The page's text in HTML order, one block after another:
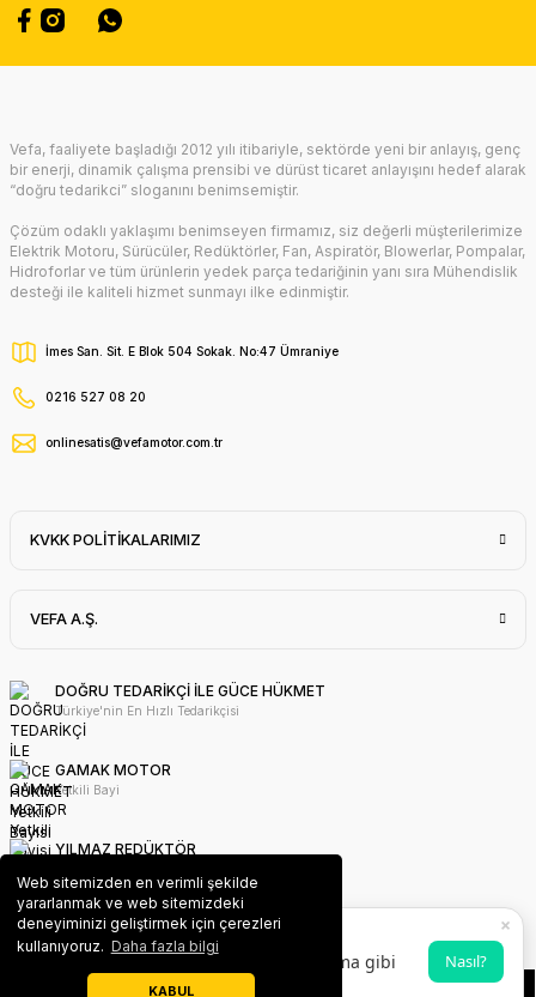
Web sitemizden en verimli şekilde
yararlanmak ve web sitemizdeki
deneyiminizi geliştirmek için çerezleri
kullanıyoruz. Daha fazla bilgi
KABUL
Gönder
Vefa, faaliyete başladığı 2012 yılı itibariyle, sektörde yeni bir anlayış, genç
bir enerji, dinamik çalışma prensibi ve dürüst ticaret anlayışını hedef alarak
“doğru tedarikci” sloganını benimsemiştir.
Çözüm odaklı yaklaşımı benimseyen firmamız, siz değerli müşterilerimize
Elektrik Motoru, Sürücüler, Redüktörler, Fan, Aspiratör, Blowerlar, Pompalar,
Hidroforlar ve tüm ürünlerin yedek parça tedariğinin yanı sıra Mühendislik
desteği ile kaliteli hizmet sunmayı ilke edinmiştir.
İmes San. Sit. E Blok 504 Sokak. No:47 Ümraniye
0216 527 08 20
onlinesatis@vefamotor.com.tr
KVKK POLİTİKALARIMIZ
VEFA A.Ş.
DOĞRU TEDARİKÇİ İLE GÜCE HÜKMET
Türkiye'nin En Hızlı Tedarikçisi
GAMAK MOTOR
Yetkili Bayi
YILMAZ REDÜKTÖR
WAT MOTOR
Yetkili Bayi
×
VEFA PWA Uygulaması
Ana ekrana ekleyerek uygulama gibi
kullanabilirsin 💫
Nasıl?